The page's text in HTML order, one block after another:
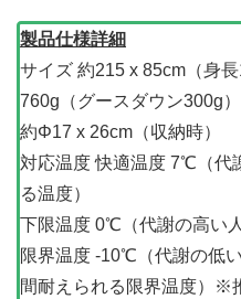
製品仕様詳細
サイズ 約215 x 85cm（身
760g（グースダウン300g）
約Φ17 x 26cm（収納時）
対応温度 快適温度 7℃（代
る温度）
下限温度 0℃（代謝の高い
限界温度 -10℃（代謝の低
間耐えられる限界温度）※